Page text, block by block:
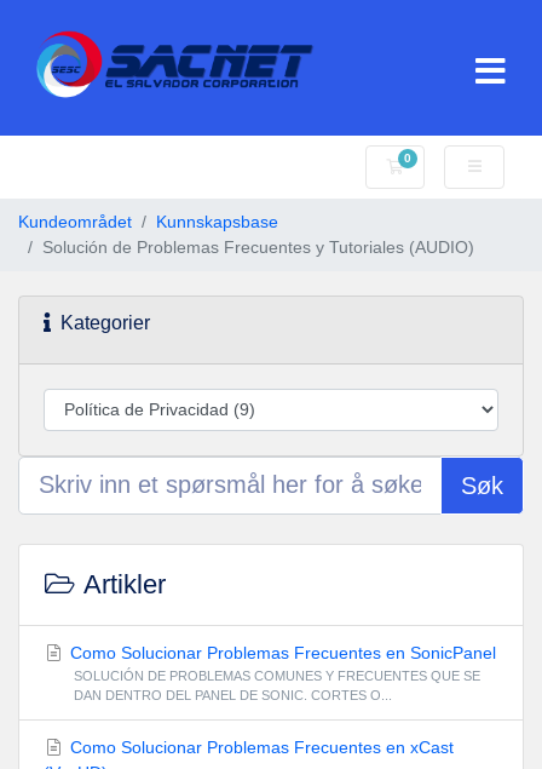
0
Handlevogn
Kundeområdet
Kunnskapsbase
Solución de Problemas Frecuentes y Tutoriales (AUDIO)
Kategorier
Søk
Artikler
Como Solucionar Problemas Frecuentes en SonicPanel
SOLUCIÓN DE PROBLEMAS COMUNES Y FRECUENTES QUE SE
DAN DENTRO DEL PANEL DE SONIC. CORTES O...
Como Solucionar Problemas Frecuentes en xCast